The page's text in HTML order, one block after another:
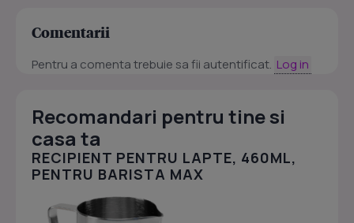
Comentarii
Pentru a comenta trebuie sa fii autentificat. Log in
Recomandari pentru tine si
casa ta
RECIPIENT PENTRU LAPTE, 460ML,
PENTRU BARISTA MAX